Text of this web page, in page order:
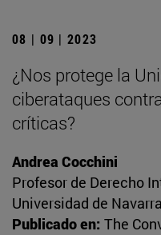
08 | 09 | 2023
¿Nos protege la
ciberataques
críticas?
Andrea Cocchini
Profesor de Derecho
Universidad de Navarra
Publicado en: The